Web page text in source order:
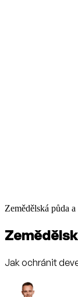
Zemědělská půda
Jak ochránit